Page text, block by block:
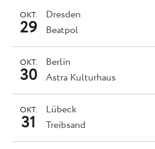
Dresden
OKT.
29 Beatpol
Berlin
OKT.
30 Astra Kulturhaus
Lübeck
OKT.
31 Treibsand